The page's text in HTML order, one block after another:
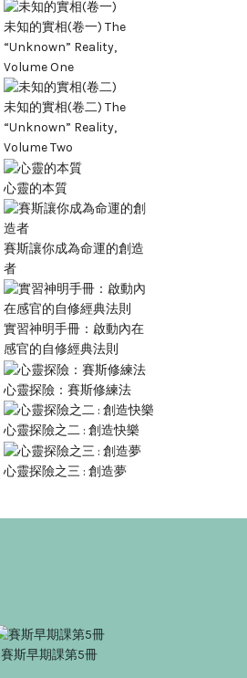
未知的實相(卷一) The
“Unknown” Reality,
Volume One
未知的實相(卷二) The
“Unknown” Reality,
Volume Two
心靈的本質
賽斯讓你成為命運的創造
者
實習神明手冊：啟動內在
感官的自修經典法則
心靈探險：賽斯修練法
心靈探險之二 : 創造快樂
心靈探險之三 : 創造夢
賽斯早期課第5冊